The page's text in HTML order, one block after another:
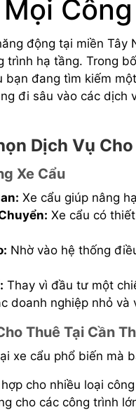
động tại miền
trình hạ tầng. Trong
bạn đang tìm kiếm
đi sâu vào các dịch
Dịch Vụ
Xe Cẩu
Xe cẩu giúp nâng
Xe cẩu có
Nhờ vào hệ thống
Thay vì đầu tư một
doanh nghiệp nhỏ và
Thuê Tại Cần
xe cẩu phổ biến mà
cho nhiều loại
cho các công trình